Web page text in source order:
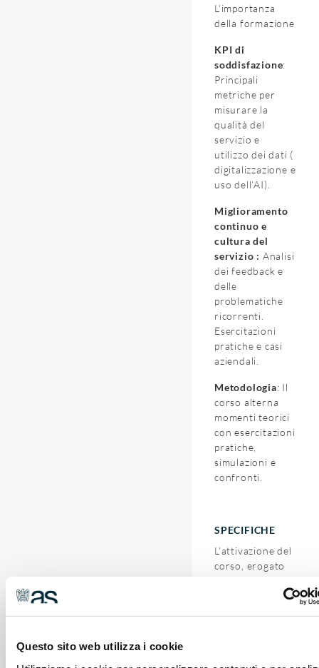
Questo sito web utilizza i cookie
L’importanza
della formazione
KPI di
soddisfazione:
Principali
metriche per
misurare la
qualità del
servizio e
utilizzo dei dati (
digitalizzazione e
uso dell’AI).
Miglioramento
continuo e
cultura del
servizio : Analisi
dei feedback e
delle
problematiche
ricorrenti.
Esercitazioni
pratiche e casi
aziendali.
Metodologia: Il
corso alterna
momenti teorici
con esercitazioni
pratiche,
simulazioni e
confronti.
SPECIFICHE
L’attivazione del
corso, erogato